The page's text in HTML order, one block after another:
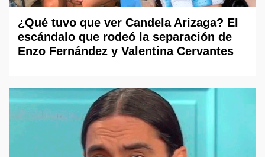
¿Qué tuvo que ver Candela Arizaga? El
escándalo que rodeó la separación de
Enzo Fernández y Valentina Cervantes